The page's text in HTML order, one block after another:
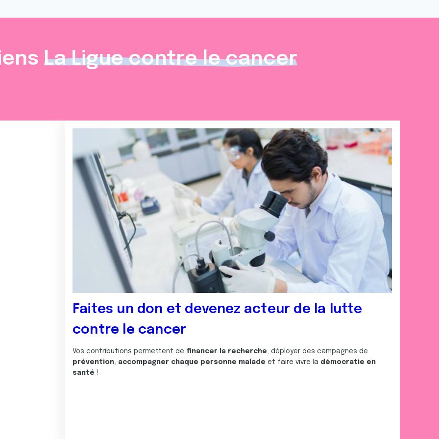
La Ligue contre le cancer
Faites un don et devenez acteur de la lutte
contre le cancer
Vos contributions permettent de financer la recherche, déployer des campagnes de
prévention, accompagner chaque personne malade et faire vivre la démocratie en
santé !